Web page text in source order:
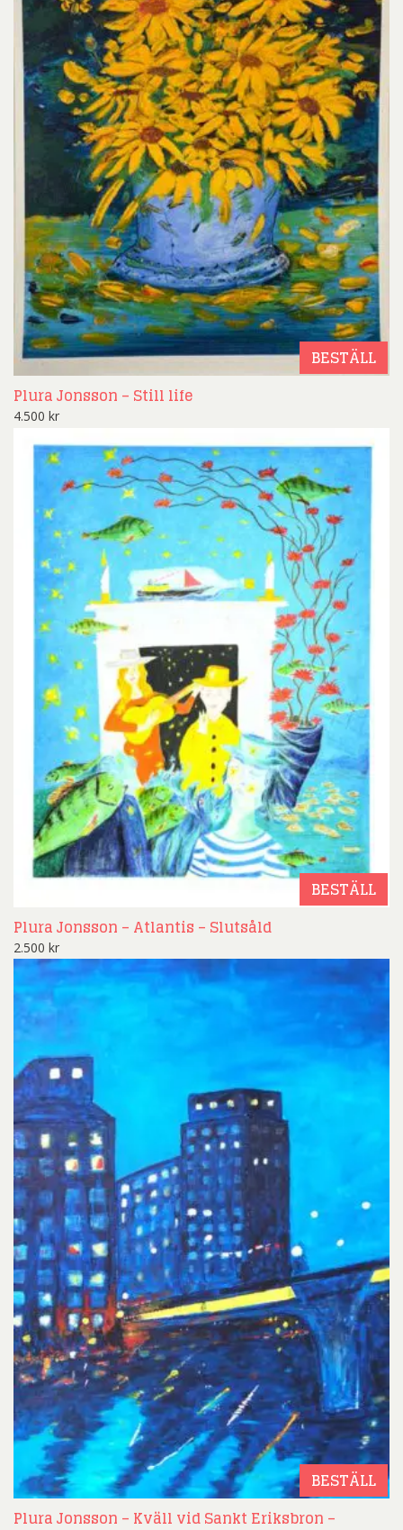
BESTÄLL
Plura Jonsson – Still life
4.500 kr
BESTÄLL
Plura Jonsson – Atlantis – Slutsåld
2.500 kr
BESTÄLL
Plura Jonsson – Kväll vid Sankt Eriksbron –